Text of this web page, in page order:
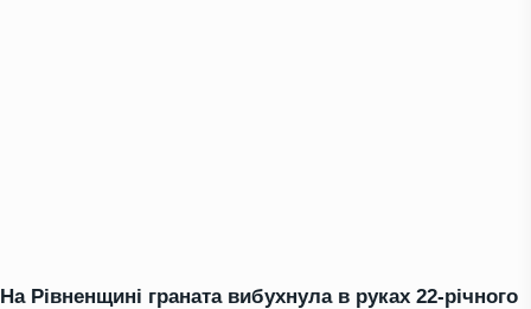
На Рівненщині граната вибухнула в руках 22-річного